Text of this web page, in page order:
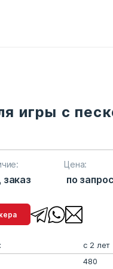
игры с
Цена:
по
с 2 лет
480